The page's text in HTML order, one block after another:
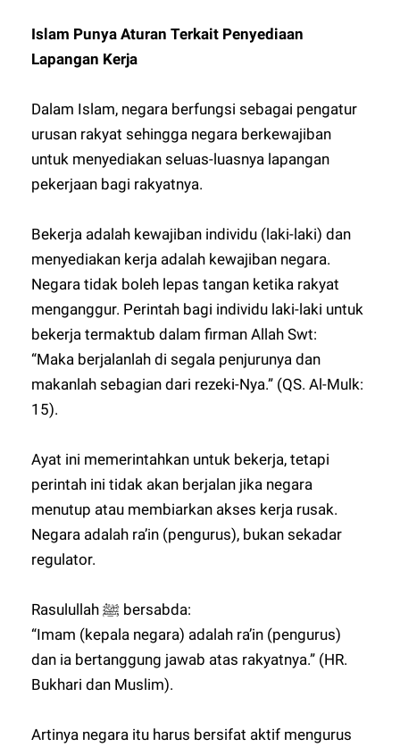
Islam Punya Aturan Terkait Penyediaan
Lapangan Kerja
Dalam Islam, negara berfungsi sebagai pengatur
urusan rakyat sehingga negara berkewajiban
untuk menyediakan seluas-luasnya lapangan
pekerjaan bagi rakyatnya.
Bekerja adalah kewajiban individu (laki-laki) dan
menyediakan kerja adalah kewajiban negara.
Negara tidak boleh lepas tangan ketika rakyat
menganggur. Perintah bagi individu laki-laki untuk
bekerja termaktub dalam firman Allah Swt:
“Maka berjalanlah di segala penjurunya dan
makanlah sebagian dari rezeki-Nya.” (QS. Al-Mulk:
15).
Ayat ini memerintahkan untuk bekerja, tetapi
perintah ini tidak akan berjalan jika negara
menutup atau membiarkan akses kerja rusak.
Negara adalah ra’in (pengurus), bukan sekadar
regulator.
Rasulullah ﷺ bersabda:
“Imam (kepala negara) adalah ra’in (pengurus)
dan ia bertanggung jawab atas rakyatnya.” (HR.
Bukhari dan Muslim).
Artinya negara itu harus bersifat aktif mengurus